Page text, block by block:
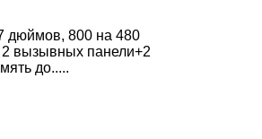
дюймов, 800 на 480
вызывных панели+2
до.....